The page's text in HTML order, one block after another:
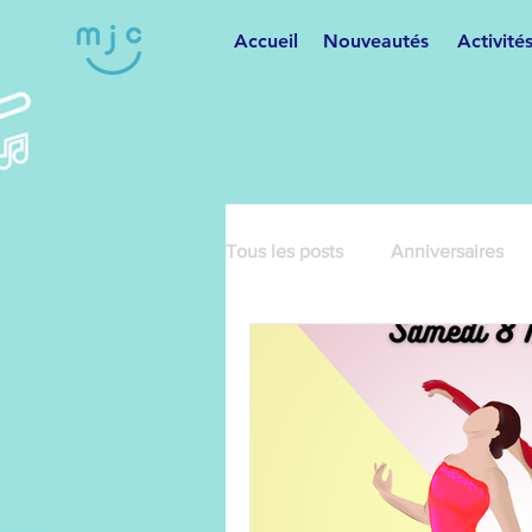
Accueil Nouveautés Activités
Tous les posts Anniversaires
Cartonnage Cours de
Danses variées Fêtes et